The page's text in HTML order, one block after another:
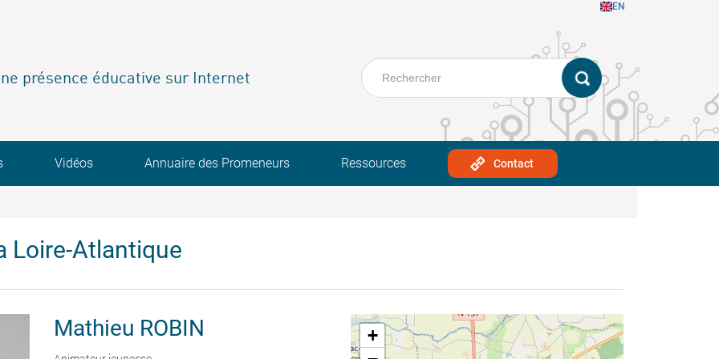
EN
présence éducative sur Internet
Vidéos Annuaire des Promeneurs Ressources Contact
Loire-Atlantique
Mathieu ROBIN
+